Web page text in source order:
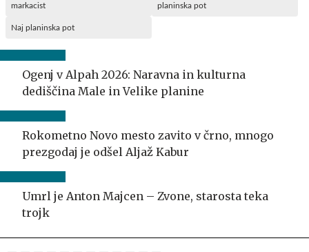
markacist planinska pot
Naj planinska pot
Ogenj v Alpah 2026: Naravna in kulturna
dediščina Male in Velike planine
Rokometno Novo mesto zavito v črno, mnogo
prezgodaj je odšel Aljaž Kabur
Umrl je Anton Majcen – Zvone, starosta teka
trojk